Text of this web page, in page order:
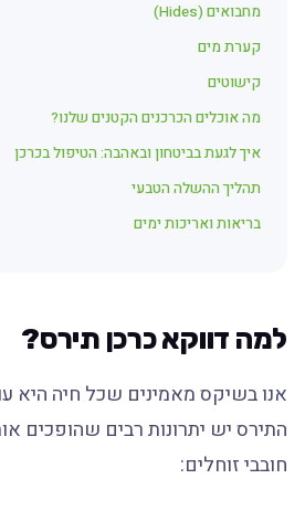
מחבואים (Hides)
קערת מים
קישוטים
מה אוכלים הכרכנים הקטנים שלנו?
איך לגעת בביטחון ובאהבה: הטיפול בכרכן
תהליך ההשלה הטבעי
בריאות ואריכות ימים
למה דווקא כרכן תירס?
אנו בשיקס מאמינים שכל חיה היא
התירס יש יתרונות רבים שהופכים
חובבי זוחלים: